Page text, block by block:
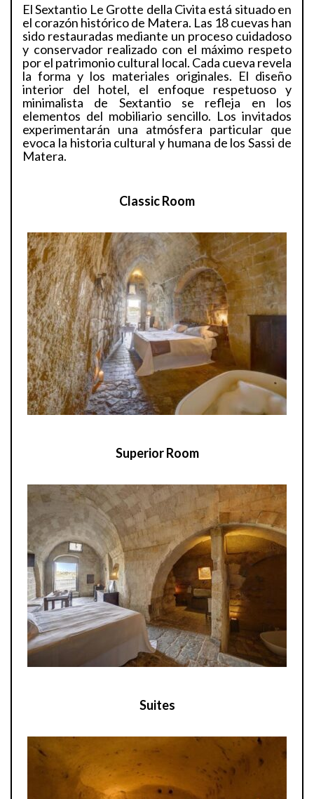
El Sextantio Le Grotte della Civita está situado en
el corazón histórico de Matera. Las 18 cuevas han
sido restauradas mediante un proceso cuidadoso
y conservador realizado con el máximo respeto
por el patrimonio cultural local. Cada cueva revela
la forma y los materiales originales. El diseño
interior del hotel, el enfoque respetuoso y
minimalista de Sextantio se refleja en los
elementos del mobiliario sencillo. Los invitados
experimentarán una atmósfera particular que
evoca la historia cultural y humana de los Sassi de
Matera.
Classic Room
Superior Room
Suites